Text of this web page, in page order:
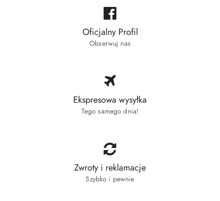
Oficjalny Profil
Obserwuj nas
Ekspresowa wysyłka
Tego samego dnia!
Zwroty i reklamacje
Szybko i pewnie